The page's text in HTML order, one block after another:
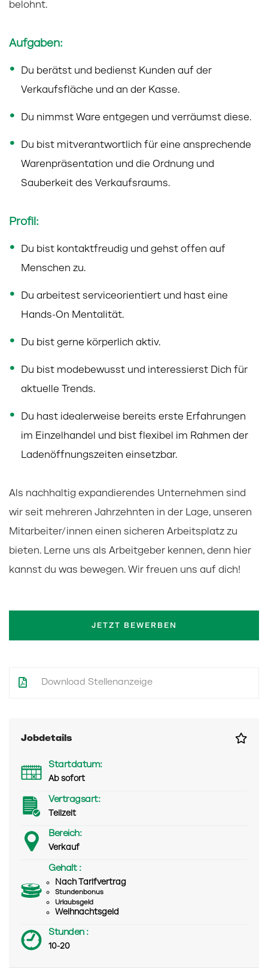
belohnt.
Aufgaben:
Du berätst und bedienst Kunden auf der
Verkaufsfläche und an der Kasse.
Du nimmst Ware entgegen und verräumst diese.
Du bist mitverantwortlich für eine ansprechende
Warenpräsentation und die Ordnung und
Sauberkeit des Verkaufsraums.
Profil:
Du bist kontaktfreudig und gehst offen auf
Menschen zu.
Du arbeitest serviceorientiert und hast eine
Hands-On Mentalität.
Du bist gerne körperlich aktiv.
Du bist modebewusst und interessierst Dich für
aktuelle Trends.
Du hast idealerweise bereits erste Erfahrungen
im Einzelhandel und bist flexibel im Rahmen der
Ladenöffnungszeiten einsetzbar.
Als nachhaltig expandierendes Unternehmen sind
wir seit mehreren Jahrzehnten in der Lage, unseren
Mitarbeiter/innen einen sicheren Arbeitsplatz zu
bieten. Lerne uns als Arbeitgeber kennen, denn hier
kannst du was bewegen. Wir freuen uns auf dich!
JETZT BEWERBEN
Download Stellenanzeige
Jobdetails
Startdatum:
Ab sofort
Vertragsart:
Teilzeit
Bereich:
Verkauf
Gehalt :
Nach Tarifvertrag
Stundenbonus
Urlaubsgeld
Weihnachtsgeld
Stunden :
10-20